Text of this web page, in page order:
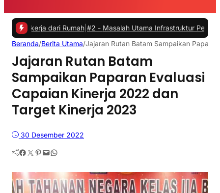
dari Rumah|#2 -Masalah Utama Infrastruktur Pengisian Daya
Beranda/Berita Utama/Jajaran Rutan Batam Sampaikan
Jajaran Rutan Batam
Sampaikan Paparan Evaluasi
Capaian Kinerja 2022 dan
Target Kinerja 2023
30 Desember 2022
Facebook Twitter Pinterest Mail WhatsApp